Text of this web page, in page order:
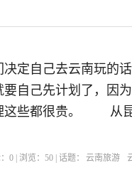
定自己去云南玩的
自己先计划了，因
这些都很贵。 从昆
0 | 浏览：50 | 话题： 云南旅游